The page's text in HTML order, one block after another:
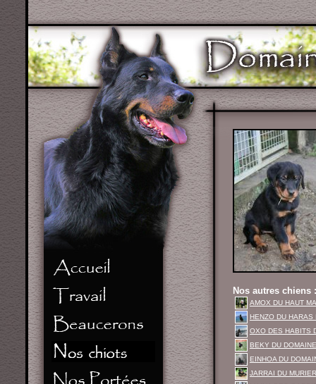
Nos autres chiens :
AMOX DU HAUT
HENZO DU HARAS
OXO DES HABITS
BEKY DU
EINHOA DU
JARRAI DU